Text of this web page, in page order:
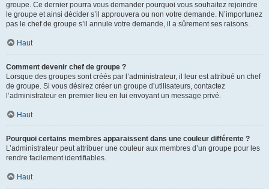
groupe. Ce dernier pourra vous demander pourquoi vous souhaitez rejoindre
le groupe et ainsi décider s’il approuvera ou non votre demande. N’importunez
pas le chef de groupe s’il annule votre demande, il a sûrement ses raisons.
Haut
Comment devenir chef de groupe ?
Lorsque des groupes sont créés par l’administrateur, il leur est attribué un chef
de groupe. Si vous désirez créer un groupe d’utilisateurs, contactez
l’administrateur en premier lieu en lui envoyant un message privé.
Haut
Pourquoi certains membres apparaissent dans une couleur différente ?
L’administrateur peut attribuer une couleur aux membres d’un groupe pour les
rendre facilement identifiables.
Haut